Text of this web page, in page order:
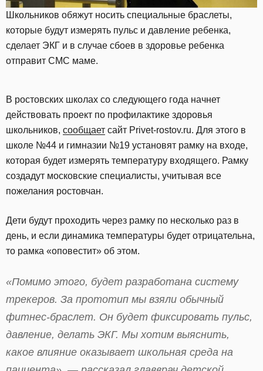
Школьников обяжут носить специальные браслеты,
которые будут измерять пульс и давление ребенка,
сделает ЭКГ и в случае сбоев в здоровье ребенка
отправит СМС маме.
В ростовских школах со следующего года начнет
действовать проект по профилактике здоровья
школьников, сообщает сайт Privet-rostov.ru. Для этого в
школе №44 и гимназии №19 установят рамку на входе,
которая будет измерять температуру входящего. Рамку
создадут московские специалисты, учитывая все
пожелания ростовчан.
Дети будут проходить через рамку по несколько раз в
день, и если динамика температуры будет отрицательна,
то рамка «оповестит» об этом.
«Помимо этого, будет разработана систему
трекеров. За прототип мы взяли обычный
фитнес-браслет. Он будет фиксировать пульс,
давление, делать ЭКГ. Мы хотим выяснить,
какое влияние оказывает школьная среда на